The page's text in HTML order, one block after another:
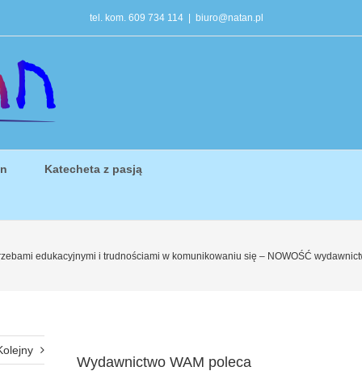
tel. kom. 609 734 114 biuro@natan.pl
Katecheta z pasją
edukacyjnymi i trudnościami w komunikowaniu się – NOWOŚĆ
Wydawnictwo WAM poleca